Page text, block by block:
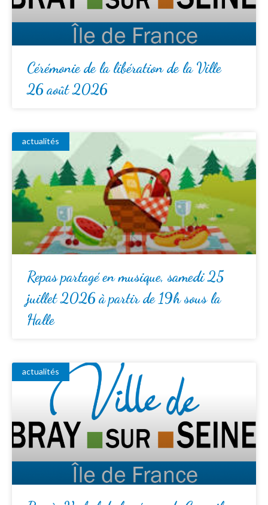
Cérémonie de la libération de la Ville
26 août 2026
actualités
Repas partagé en musique, samedi 25
juillet 2026 à partir de 19h sous la
Halle
actualités